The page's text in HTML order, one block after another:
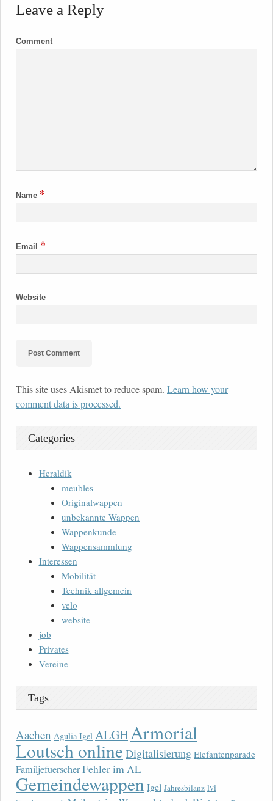
Leave a Reply
Comment
Name *
Email *
Website
This site uses Akismet to reduce spam. Learn how your
comment data is processed.
Categories
Heraldik
meubles
Originalwappen
unbekannte Wappen
Wappenkunde
Wappensammlung
Interessen
Mobilität
Technik allgemein
velo
website
job
Privates
Vereine
Tags
Aachen Agulia Igel ALGH Armorial
Loutsch onlineDigitalisierung Elefantenparade
FamiljefuerscherFehler im AL
Gemeindewappen Igel Jahresbilanz lvi